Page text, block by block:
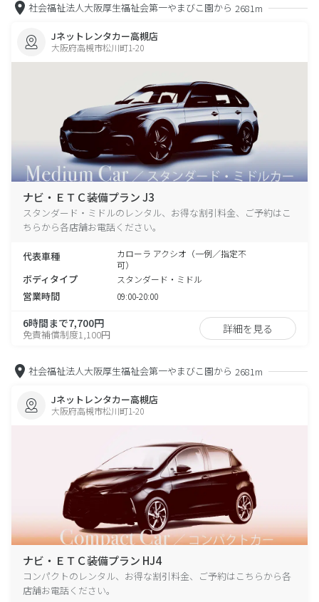
社会福祉法人大阪厚生福祉会第一やまびこ園から 2681m
Jネットレンタカー高槻店
大阪府高槻市松川町1-20
ナビ・ＥＴＣ装備プラン J3
スタンダード・ミドルのレンタル、お得な割引料金、ご予約はこ
ちらから各店舗お電話ください。
代表車種
カローラ アクシオ（一例／指定不
可）
ボディタイプ スタンダード・ミドル
営業時間 09:00-20:00
6時間まで7,700円
免責補償制度1,100円 詳細を見る
社会福祉法人大阪厚生福祉会第一やまびこ園から 2681m
Jネットレンタカー高槻店
大阪府高槻市松川町1-20
ナビ・ＥＴＣ装備プラン HJ4
コンパクトのレンタル、お得な割引料金、ご予約はこちらから各
店舗お電話ください。